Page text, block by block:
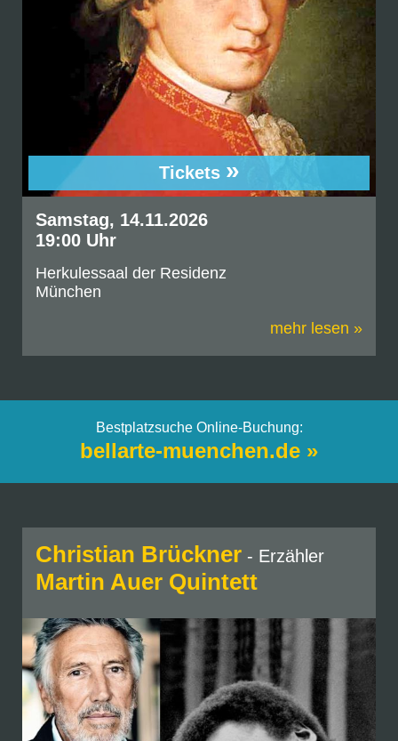
Tickets »
Samstag, 14.11.2026
19:00 Uhr
Herkulessaal der Residenz
München
mehr lesen »
Bestplatzsuche Online-Buchung:
bellarte-muenchen.de »
Christian Brückner - Erzähler
Martin Auer Quintett